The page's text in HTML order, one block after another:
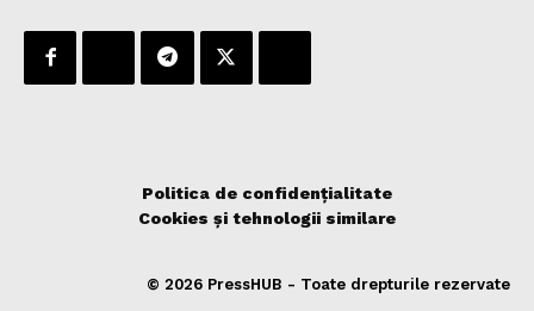
Politica de confidențialitate
Cookies și tehnologii similare
© 2026 PressHUB - Toate drepturile rezervate